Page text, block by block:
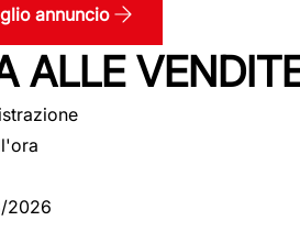
annuncio
ALLE
2026